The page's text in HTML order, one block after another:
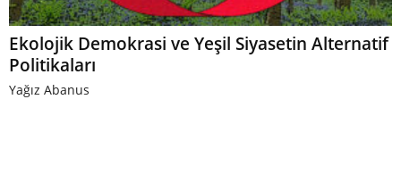
Ekolojik Demokrasi ve Yeşil Siyasetin Alternatif
Politikaları
Yağız Abanus